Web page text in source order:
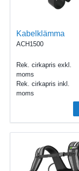
Kabelklämma
ACH1500
Rek. cirkapris exkl.
moms
Rek. cirkapris inkl.
moms